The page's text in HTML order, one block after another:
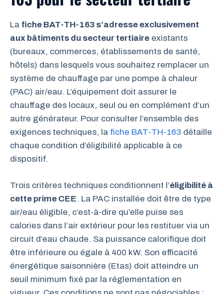
La fiche BAT-TH-163 s’adresse exclusivement
aux bâtiments du secteur tertiaire existants
(bureaux, commerces, établissements de santé,
hôtels) dans lesquels vous souhaitez remplacer un
système de chauffage par une pompe à chaleur
(PAC) air/eau. L’équipement doit assurer le
chauffage des locaux, seul ou en complément d’un
autre générateur. Pour consulter l’ensemble des
exigences techniques, la fiche BAT-TH-163 détaille
chaque condition d’éligibilité applicable à ce
dispositif.
Trois critères techniques conditionnent l’éligibilité à
cette prime CEE. La PAC installée doit être de type
air/eau éligible, c’est-à-dire qu’elle puise ses
calories dans l’air extérieur pour les restituer via un
circuit d’eau chaude. Sa puissance calorifique doit
être inférieure ou égale à 400 kW. Son efficacité
énergétique saisonnière (Etas) doit atteindre un
seuil minimum fixé par la réglementation en